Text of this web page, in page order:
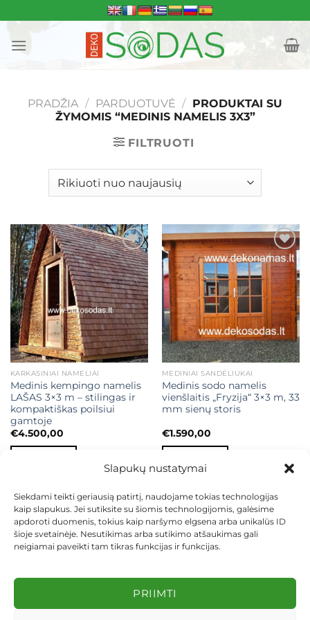
Slapukų nustatymai
Siekdami teikti geriausią patirtį, naudojame tokias technologijas
kaip slapukus. Jei sutiksite su šiomis technologijomis, galėsime
apdoroti duomenis, tokius kaip naršymo elgsena arba unikalūs ID
šioje svetainėje. Nesutikimas arba sutikimo atšaukimas gali
neigiamai paveikti tam tikras funkcijas ir funkcijas.
PRIIMTI
to
content
PRADŽIA / PARDUOTUVĖ / PRODUKTAI SU
ŽYMOMIS “MEDINIS NAMELIS 3X3”
FILTRUOTI
Mėgstamiausias
KARKASINIAI NAMELIAI
Medinis kempingo namelis
LAŠAS 3×3 m – stilingas ir
kompaktiškas poilsiui
gamtoje
€4.500,00
Mėgstamiausias
MEDINIAI SANDĖLIUKAI
Medinis sodo namelis
vienšlaitis „Fryzija“ 3×3 m, 33
mm sienų storis
€1.590,00
KEITIMAS IR GRĄŽINIMAS
PRIVATUMO POLITIKA
Visos teisės saugomos 2026 ©dekosodas.lt